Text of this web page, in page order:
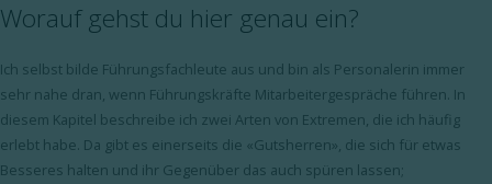
Worauf gehst du hier genau ein?
Ich selbst bilde Führungsfachleute aus und bin als Personalerin immer
sehr nahe dran, wenn Führungskräfte Mitarbeitergespräche führen. In
diesem Kapitel beschreibe ich zwei Arten von Extremen, die ich häufig
erlebt habe. Da gibt es einerseits die «Gutsherren», die sich für etwas
Besseres halten und ihr Gegenüber das auch spüren lassen;